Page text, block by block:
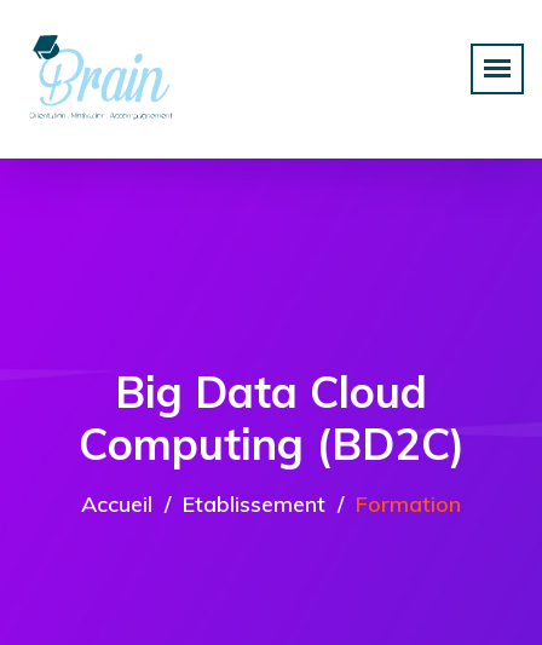
Big Data Cloud
Computing (BD2C)
Accueil Etablissement Formation